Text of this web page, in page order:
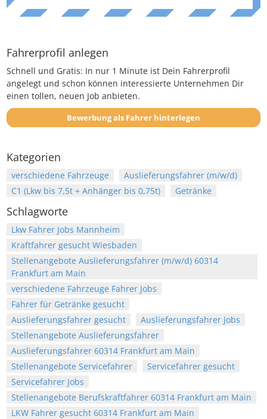
Fahrerprofil anlegen
Schnell und Gratis: In nur 1 Minute ist Dein Fahrerprofil
angelegt und schon können interessierte Unternehmen Dir
einen tollen, neuen Job anbieten.
Bewerbung als Fahrer hinterlegen
Kategorien
verschiedene Fahrzeuge
Auslieferungsfahrer (m/w/d)
C1 (Lkw bis 7,5t + Anhänger bis 0,75t)
Getränke
Schlagworte
Lkw Fahrer Jobs Mannheim
Kraftfahrer gesucht Wiesbaden
Stellenangebote Auslieferungsfahrer (m/w/d) 60314
Frankfurt am Main
verschiedene Fahrzeuge Fahrer Jobs
Fahrer für Getränke gesucht
Auslieferungsfahrer gesucht
Auslieferungsfahrer Jobs
Stellenangebote Auslieferungsfahrer
Auslieferungsfahrer 60314 Frankfurt am Main
Stellenangebote Servicefahrer
Servicefahrer gesucht
Servicefahrer Jobs
Stellenangebote Berufskraftfahrer 60314 Frankfurt am Main
LKW Fahrer gesucht 60314 Frankfurt am Main